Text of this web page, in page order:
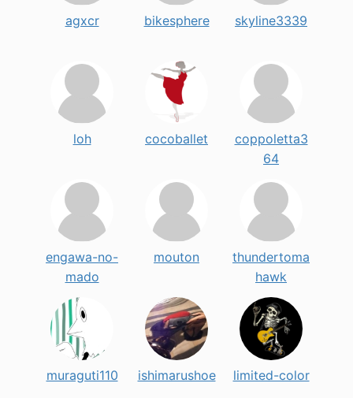
agxcr bikesphere skyline3339
loh cocoballet
coppoletta3
64
engawa-no-
mado
mouton
thundertoma
hawk
muraguti110 ishimarushoe limited-color